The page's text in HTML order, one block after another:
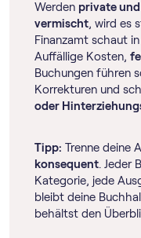
Werden private
vermischt, wird es
Finanzamt schaut
Auffällige Kosten,
Buchungen führen
Korrekturen und
oder
Tipp: Trenne deine
konsequent. Jeder
Kategorie, jede
bleibt deine
behältst den